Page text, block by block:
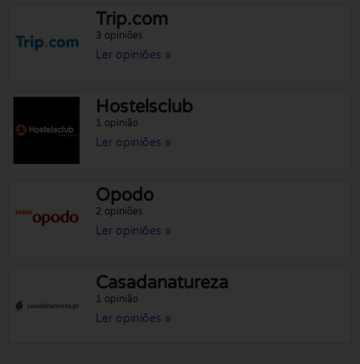
Trip.com
3 opiniões
Ler opiniões »
Hostelsclub
1 opinião
Ler opiniões »
Opodo
2 opiniões
Ler opiniões »
Casadanatureza
1 opinião
Ler opiniões »